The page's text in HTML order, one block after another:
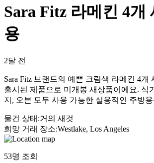
Sara Fitz 라메킨 4개
용
2달 전
Sara Fitz 브랜드의 예쁜 크림색 라메킨 4개
출시된 제품으로 미개봉 새상품이에요. 식
지, 오븐 모두 사용 가능한 실용적인 주방
물건 상태 :거의 새것
희망 거래 장소:Westlake, Los Angeles
53명 조회